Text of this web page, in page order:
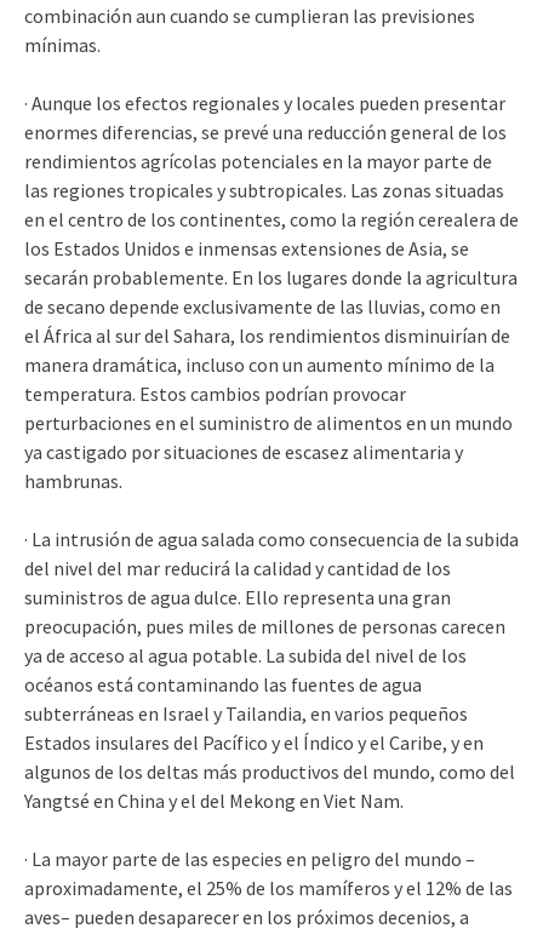
combinación aun cuando se cumplieran las previsiones
mínimas.
· Aunque los efectos regionales y locales pueden presentar
enormes diferencias, se prevé una reducción general de los
rendimientos agrícolas potenciales en la mayor parte de
las regiones tropicales y subtropicales. Las zonas situadas
en el centro de los continentes, como la región cerealera de
los Estados Unidos e inmensas extensiones de Asia, se
secarán probablemente. En los lugares donde la agricultura
de secano depende exclusivamente de las lluvias, como en
el África al sur del Sahara, los rendimientos disminuirían de
manera dramática, incluso con un aumento mínimo de la
temperatura. Estos cambios podrían provocar
perturbaciones en el suministro de alimentos en un mundo
ya castigado por situaciones de escasez alimentaria y
hambrunas.
· La intrusión de agua salada como consecuencia de la subida
del nivel del mar reducirá la calidad y cantidad de los
suministros de agua dulce. Ello representa una gran
preocupación, pues miles de millones de personas carecen
ya de acceso al agua potable. La subida del nivel de los
océanos está contaminando las fuentes de agua
subterráneas en Israel y Tailandia, en varios pequeños
Estados insulares del Pacífico y el Índico y el Caribe, y en
algunos de los deltas más productivos del mundo, como del
Yangtsé en China y el del Mekong en Viet Nam.
· La mayor parte de las especies en peligro del mundo –
aproximadamente, el 25% de los mamíferos y el 12% de las
aves– pueden desaparecer en los próximos decenios, a